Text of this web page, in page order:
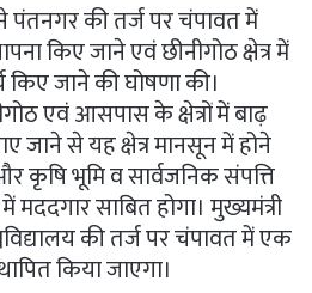
पंतनगर की तर्ज पर चंपावत में
किए जाने एवं छीनीगोठ क्षेत्र में
किए जाने की घोषणा की।
एवं आसपास के क्षेत्रों में बाढ़
जाने से यह क्षेत्र मानसून में होने
कृषि भूमि व सार्वजनिक संपत्ति
मददगार साबित होगा। मुख्यमंत्री
की तर्ज पर चंपावत में एक
किया जाएगा।